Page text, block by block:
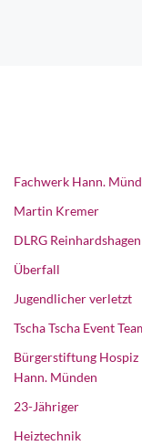
Fachwerk Hann.
Martin Kremer
DLRG Reinhardshagen
Überfall
Jugendlicher verletzt
Tscha Tscha Event
Bürgerstiftung Hospiz
Hann. Münden
23-Jähriger
Heiztechnik